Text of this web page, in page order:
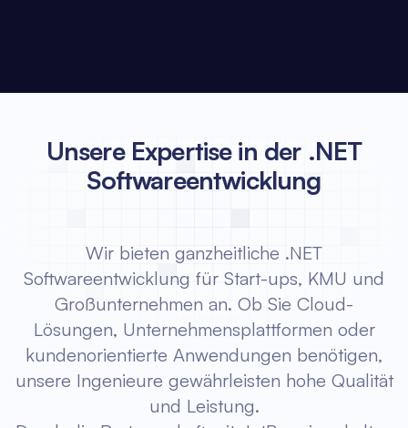
Unsere Expertise in der .NET
Softwareentwicklung
Wir bieten ganzheitliche .NET
Softwareentwicklung für Start-ups, KMU und
Großunternehmen an. Ob Sie Cloud-
Lösungen, Unternehmensplattformen oder
kundenorientierte Anwendungen benötigen,
unsere Ingenieure gewährleisten hohe Qualität
und Leistung.